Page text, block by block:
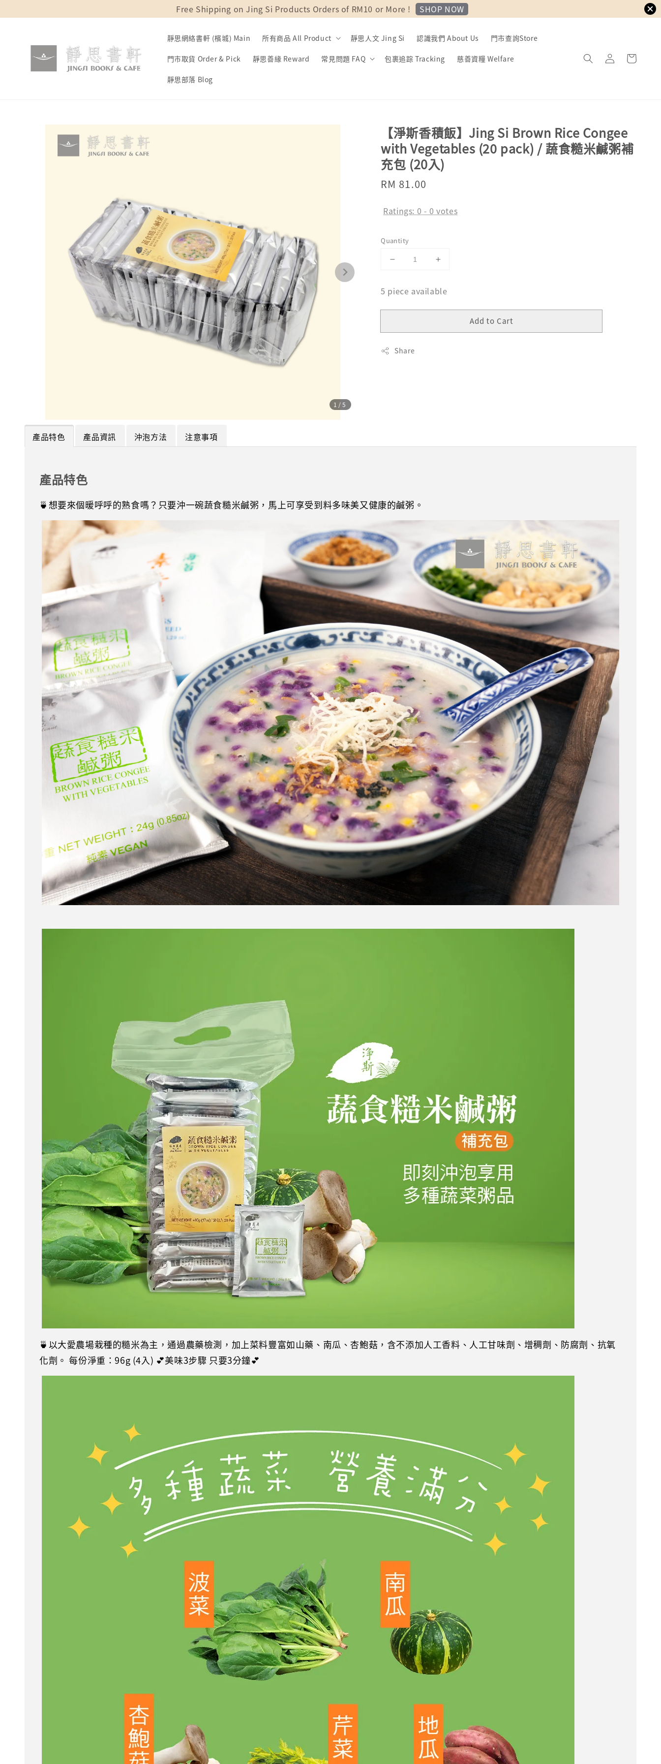
Free Shipping on Jing Si Products Orders of RM10 or More ! SHOP NOW
靜思網絡書軒 (檳城) Main 所有商品 All Product 靜思人文 Jing Si 認識我們 About Us 門市查詢Store
門市取貨 Order & Pick 靜思善緣 Reward 常見問題 FAQ 包裹追踪 Tracking 慈善資糧 Welfare
靜思部落 Blog
1 /5
【淨斯香積飯】Jing Si Brown Rice Congee
with Vegetables (20 pack) / 蔬食糙米鹹粥補
充包 (20入)
Regular
RM 81.00
Ratings: 0 - 0 votes
Quantity
5 piece available
Add to Cart
Share
產品特色 產品資訊 沖泡方法 注意事項
產品特色
🍵想要來個暖呼呼的熟食嗎？只要沖一碗蔬食糙米鹹粥，馬上可享受到料多味美又健康的鹹粥。
🍵以大愛農場栽種的糙米為主，通過農藥檢測，加上菜料豐富如山藥、南瓜、杏鮑菇，含不添加人工香料、人工甘味劑、增稠劑、防腐劑、抗氧
化劑。 每份淨重：96g (4入) 💕美味3步驟 只要3分鐘💕